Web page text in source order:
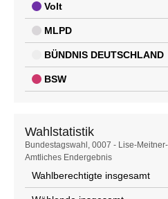
Volt
MLPD
BÜNDNIS DEUTSCHLAND
BSW
Wahlstatistik
Wahlstatistik
Bundestagswahl, 0007 - Lise-
Amtliches Endergebnis
Wahlberechtigte insgesamt